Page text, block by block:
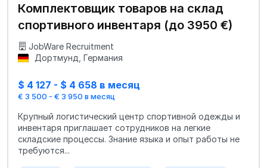
Комплектовщик товаров на склад
спортивного инвентаря (до 3950 €)
JobWare Recruitment
Дортмунд, Германия
$ 4 127 - $ 4 658 в месяц
€ 3 500 - € 3 950 в месяц
Крупный логистический центр спортивной одежды и
инвентаря приглашает сотрудников на легкие
складские процессы. Знание языка и опыт работы не
требуются...